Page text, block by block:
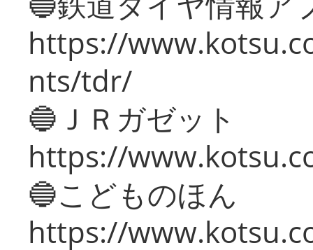
https://
nts/tdr/
🔵ＪＲガゼット
https://
🔵こどものほん
https://